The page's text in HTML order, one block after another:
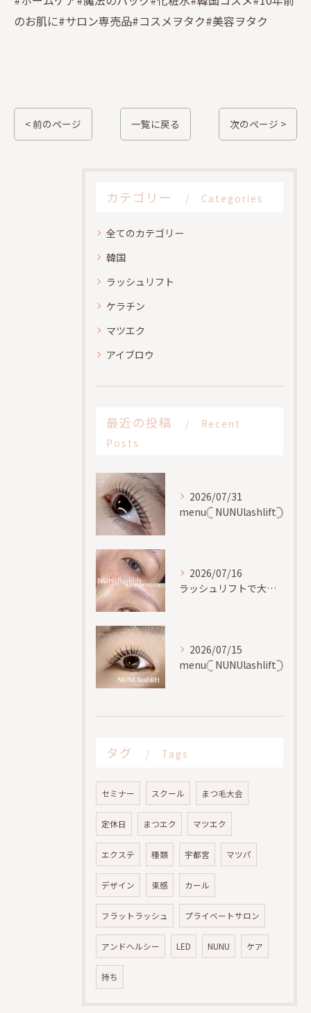
のお肌に#サロン専売品#コスメヲタク#美容ヲタク
< 前のページ 一覧に戻る 次のページ >
カテゴリー Categories
全てのカテゴリー
韓国
ラッシュリフト
ケラチン
マツエク
アイブロウ
最近の投稿
Recent
Posts
2026/07/31
menu𓊆 NUNUlashlift𓊇
2026/07/16
ラッシュリフトで大切な事、
2026/07/15
menu𓊆 NUNUlashlift𓊇
タグ Tags
セミナー スクール まつ毛大会
定休日 まつエク マツエク
エクステ 種類 宇都宮 マツパ
デザイン 束感 カール
フラットラッシュ プライベートサロン
アンドヘルシー LED NUNU ケア
持ち